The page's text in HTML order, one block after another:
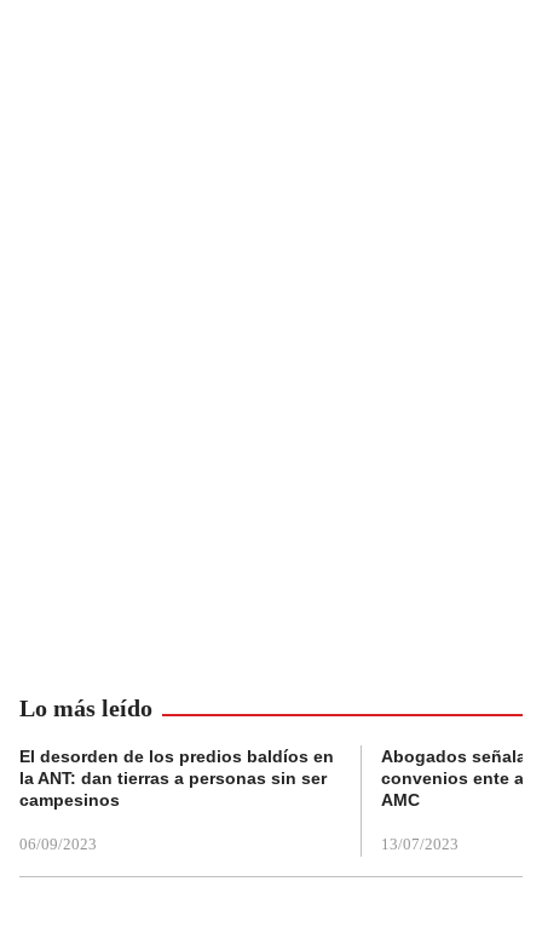
Lo más leído
El desorden de los predios baldíos en
la ANT: dan tierras a personas sin ser
campesinos
06/09/2023
Abogados
convenios ente
AMC
13/07/2023